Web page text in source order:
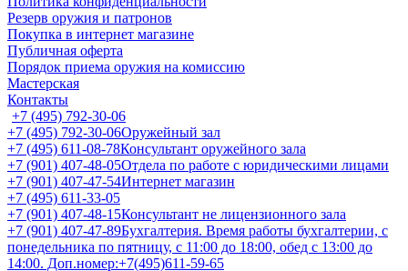
Резерв оружия и патронов
Покупка в интернет магазине
Публичная оферта
Порядок приема оружия на комиссию
Мастерская
Контакты
+7 (495) 792-30-06
+7 (495) 792-30-06Оружейный зал
+7 (495) 611-08-78Консультант оружейного зала
+7 (901) 407-48-05Отдела по работе с юридическими лицами
+7 (901) 407-47-54Интернет магазин
+7 (495) 611-33-05
+7 (901) 407-48-15Консультант не лицензионного зала
+7 (901) 407-47-89Бухгалтерия. Время работы бухгалтерии, с
понедельника по пятницу, с 11:00 до 18:00, обед с 13:00 до
14:00. Доп.номер:+7(495)611-59-65